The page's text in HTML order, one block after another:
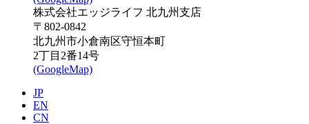
株式会社エッジライフ 北九州支店
〒802-0842
北九州市小倉南区守恒本町
2丁目2番14号
(GoogleMap)
JP
EN
CN